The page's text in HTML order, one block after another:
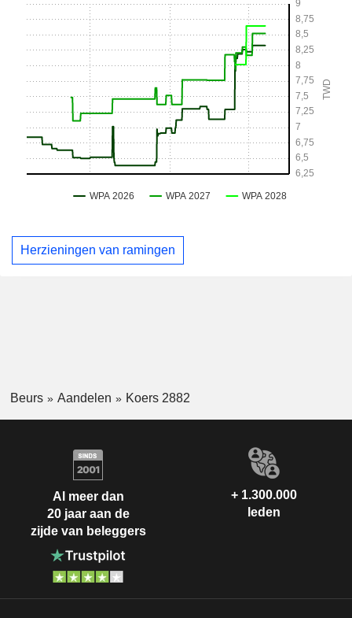
Herzieningen van ramingen
Beurs Aandelen Koers 2882
Al meer dan
20 jaar aan de
zijde van beleggers
+ 1.300.000
leden